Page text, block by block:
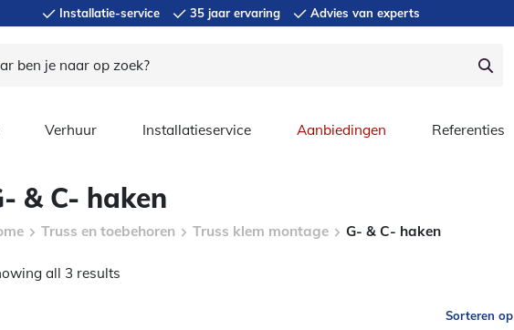
Installatie-service 35 jaar ervaring Advies van experts
Verhuur Installatieservice Aanbiedingen Referenties
& C- haken
Truss en toebehoren Truss klem montage G- & C- haken
all 3 results
Sorteren op